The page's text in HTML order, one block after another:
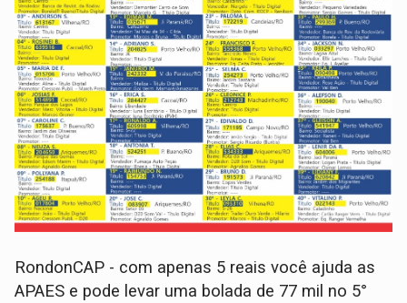
RondonCAP - com apenas 5 reais você ajuda as
APAES e pode levar uma bolada de 77 mil no 5°